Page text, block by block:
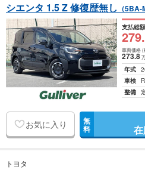
シエンタ 1.5 Z 修復歴無し （5BA-
支払総額
279
車両価格(
273.8
年式
車検
整備
お気に入り 無
料
トヨタ